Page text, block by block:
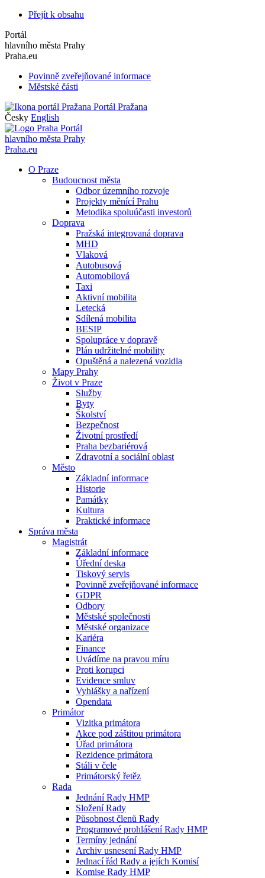
Přejít k obsahu
Portál
hlavního města Prahy
Praha.eu
Povinně zveřejňované informace
Městské části
Portál Pražana
Česky English
Portál
hlavního města Prahy
Praha.eu
O Praze
Budoucnost města
Odbor územního rozvoje
Projekty měnící Prahu
Metodika spoluúčasti investorů
Doprava
Pražská integrovaná doprava
MHD
Vlaková
Autobusová
Automobilová
Taxi
Aktivní mobilita
Letecká
Sdílená mobilita
BESIP
Spolupráce v dopravě
Plán udržitelné mobility
Opuštěná a nalezená vozidla
Mapy Prahy
Život v Praze
Služby
Byty
Školství
Bezpečnost
Životní prostředí
Praha bezbariérová
Zdravotní a sociální oblast
Město
Základní informace
Historie
Památky
Kultura
Praktické informace
Správa města
Magistrát
Základní informace
Úřední deska
Tiskový servis
Povinně zveřejňované informace
GDPR
Odbory
Městské společnosti
Městské organizace
Kariéra
Finance
Uvádíme na pravou míru
Proti korupci
Evidence smluv
Vyhlášky a nařízení
Opendata
Primátor
Vizitka primátora
Akce pod záštitou primátora
Úřad primátora
Rezidence primátora
Stáli v čele
Primátorský řetěz
Rada
Jednání Rady HMP
Složení Rady
Působnost členů Rady
Programové prohlášení Rady HMP
Termíny jednání
Archiv usnesení Rady HMP
Jednací řád Rady a jejích Komisí
Komise Rady HMP